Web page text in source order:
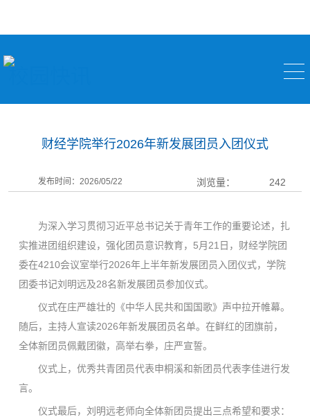
财经学院举行2026年新发展团员入团仪式
发布时间：2026/05/22 浏览量： 242
为深入学习贯彻习近平总书记关于青年工作的重要论述，扎
实推进团组织建设，强化团员意识教育，5月21日，财经学院团
委在4210会议室举行2026年上半年新发展团员入团仪式，学院
团委书记刘明远及28名新发展团员参加仪式。
仪式在庄严雄壮的《中华人民共和国国歌》声中拉开帷幕。
随后，主持人宣读2026年新发展团员名单。在鲜红的团旗前，
全体新团员佩戴团徽，高举右拳，庄严宣誓。
仪式上，优秀共青团员代表申桐溪和新团员代表李佳进行发
言。
仪式最后，刘明远老师向全体新团员提出三点希望和要求：